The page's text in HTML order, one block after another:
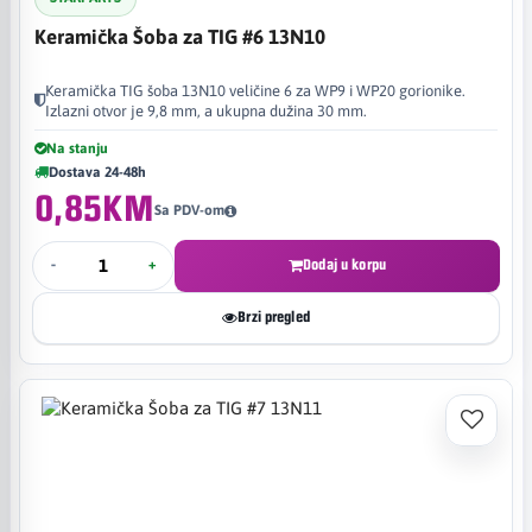
Keramička Šoba za TIG #6 13N10
Keramička TIG šoba 13N10 veličine 6 za WP9 i WP20 gorionike.
Izlazni otvor je 9,8 mm, a ukupna dužina 30 mm.
Na stanju
Dostava 24-48h
0,85KMSa PDV-om
- + Dodaj u korpu
Brzi pregled